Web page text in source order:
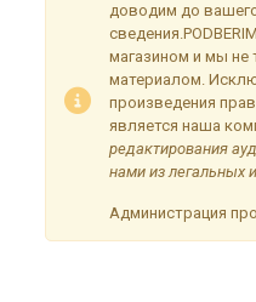
доводим до
магазином и мы не
материалом.
произведения
является наша
редактирования
нами из легальных
Администрация